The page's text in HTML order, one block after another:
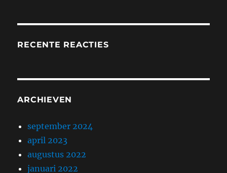
RECENTE REACTIES
ARCHIEVEN
september 2024
april 2023
augustus 2022
januari 2022